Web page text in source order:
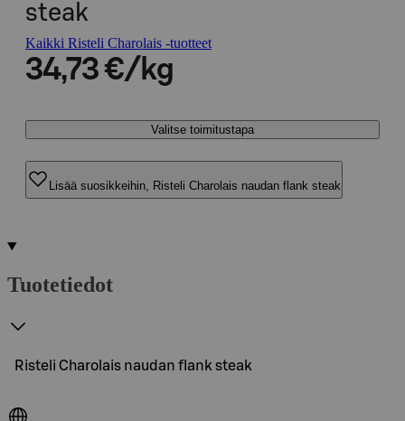
steak
Kaikki Risteli Charolais -tuotteet
34,73 €/kg
Valitse toimitustapa
Lisää suosikkeihin, Risteli Charolais naudan flank steak
Tuotetiedot
Risteli Charolais naudan flank steak